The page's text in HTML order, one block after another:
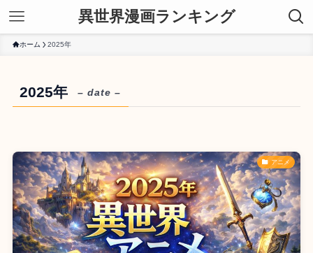
異世界漫画ランキング
ホーム 2025年
2025年 – date –
アニメ